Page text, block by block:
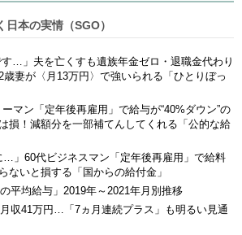
本の実情（SGO）
す…」夫を亡くすも遺族年金ゼロ・退職金代わり
歳妻が〈月13万円〉で強いられる「ひとりぼっ
ーマン「定年後再雇用」で給与が“40%ダウン”の
損！減額分を一部補てんしてくれる「公的な給
…」60代ビジネスマン「定年後再雇用」で給料
ないと損する「国からの給付金」
平均給与」2019年～2021年月別推移
月収41万円…「7ヵ月連続プラス」も明るい見通